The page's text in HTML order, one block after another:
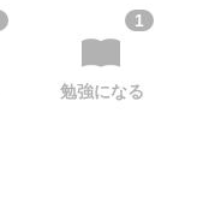
1
勉強になる